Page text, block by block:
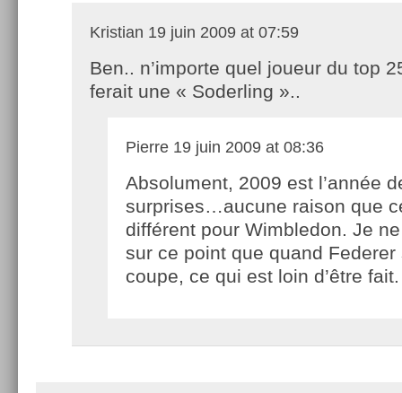
Kristian 19 juin 2009 at 07:59
Ben.. n’importe quel joueur du top
ferait une « Soderling »..
Pierre 19 juin 2009 at 08:36
Absolument, 2009 est l’année
surprises…aucune raison que
différent pour Wimbledon. Je
sur ce point que quand
coupe, ce qui est loin d’être fait.